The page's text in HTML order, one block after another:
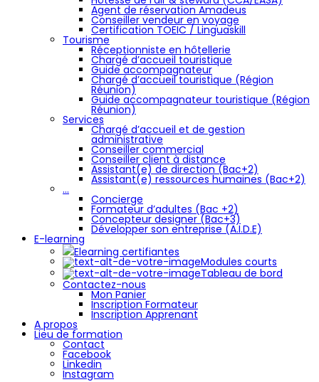
Agent de réservation Amadeus
Conseiller vendeur en voyage
Certification TOEIC / Linguaskill
Tourisme
Réceptionniste en hôtellerie
Chargé d’accueil touristique
Guide accompagnateur
Chargé d’accueil touristique (Région
Réunion)
Guide accompagnateur touristique (Région
Réunion)
Services
Chargé d’accueil et de gestion
administrative
Conseiller commercial
Conseiller client à distance
Assistant(e) de direction (Bac+2)
Assistant(e) ressources humaines (Bac+2)
…
Concierge
Formateur d’adultes (Bac +2)
Concepteur designer (Bac+3)
Développer son entreprise (A.I.D.E)
E-learning
Elearning certifiantes
Modules courts
Tableau de bord
Contactez-nous
Mon Panier
Inscription Formateur
Inscription Apprenant
A propos
Lieu de formation
Contact
Facebook
Linkedin
Instagram